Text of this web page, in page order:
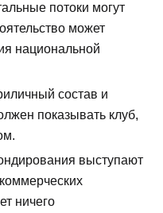
потоки могут
может
национальной
состав и
показывать клуб,
выступают
ничего